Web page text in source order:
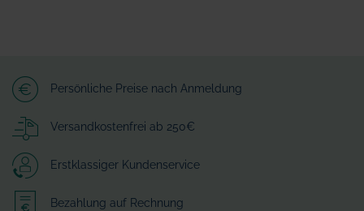
Persönliche Preise nach Anmeldung
Versandkostenfrei ab 250€
Erstklassiger Kundenservice
Bezahlung auf Rechnung